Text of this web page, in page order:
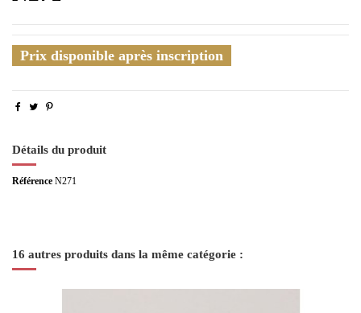
Prix disponible après inscription
Détails du produit
Référence N271
16 autres produits dans la même catégorie :